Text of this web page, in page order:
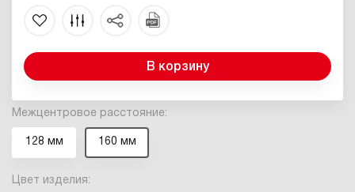
Межцентровое расстояние:
128 мм 160 мм
Цвет изделия:
В корзину